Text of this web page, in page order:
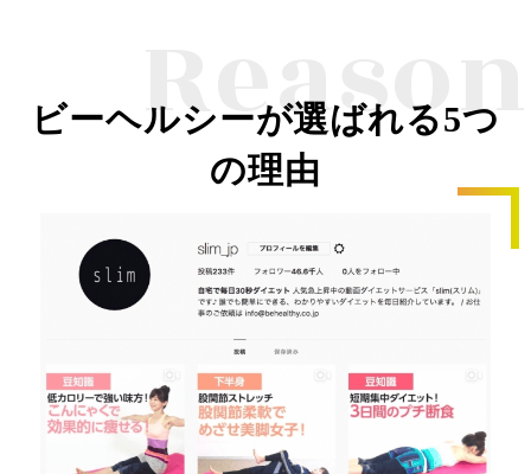
Reason
ビーヘルシーが選ばれる5つ
の理由